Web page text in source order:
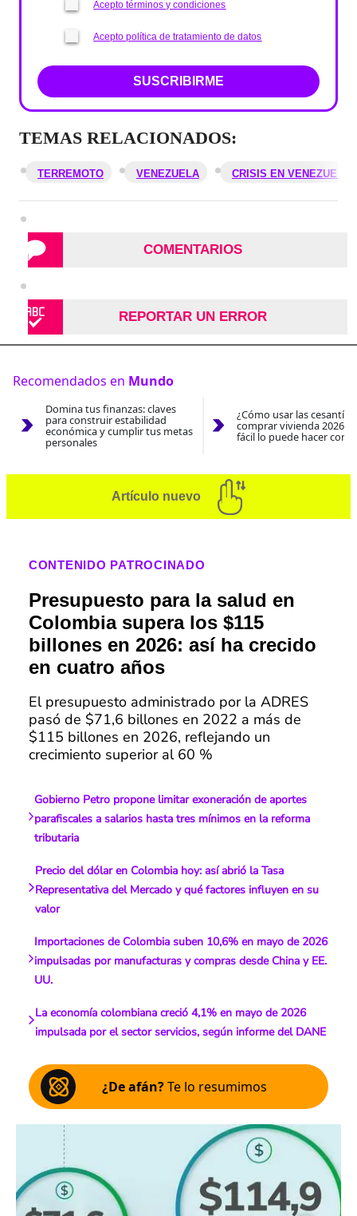
Acepto términos y condiciones
Acepto política de tratamiento de datos
SUSCRIBIRME
TEMAS RELACIONADOS:
TERREMOTO VENEZUELA CRISIS EN VENEZUELA
COMENTARIOS
REPORTAR UN ERROR
Recomendados en Mundo
Domina tus finanzas: claves
para construir estabilidad
económica y cumplir tus metas
personales
¿Cómo usar las
comprar vivienda 2026?
fácil lo puede hacer con
Artículo nuevo
CONTENIDO PATROCINADO
Presupuesto para la salud en
Colombia supera los $115
billones en 2026: así ha crecido
en cuatro años
El presupuesto administrado por la ADRES
pasó de $71,6 billones en 2022 a más de
$115 billones en 2026, reflejando un
crecimiento superior al 60 %
Gobierno Petro propone limitar exoneración de aportes
parafiscales a salarios hasta tres mínimos en la reforma
tributaria
Precio del dólar en Colombia hoy: así abrió la Tasa
Representativa del Mercado y qué factores influyen en su
valor
Importaciones de Colombia suben 10,6% en mayo de 2026
impulsadas por manufacturas y compras desde China y EE.
UU.
La economía colombiana creció 4,1% en mayo de 2026
impulsada por el sector servicios, según informe del DANE
¿De afán?Te lo resumimos